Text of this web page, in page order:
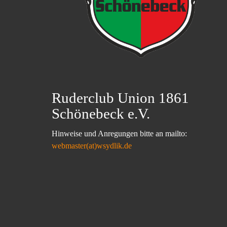
Ruderclub Union 1861
Schönebeck e.V.
Hinweise und Anregungen bitte an mailto:
webmaster(at)wsydlik.de